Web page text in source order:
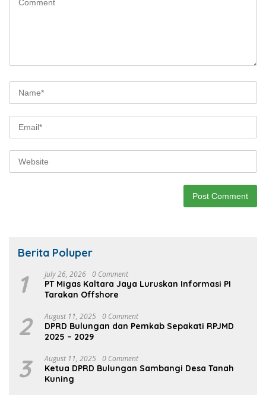
Berita Poluper
1 July 26, 2026 0 Comment
PT Migas Kaltara Jaya Luruskan Informasi PI
Tarakan Offshore
2 August 11, 2025 0 Comment
DPRD Bulungan dan Pemkab Sepakati RPJMD
2025 – 2029
3 August 11, 2025 0 Comment
Ketua DPRD Bulungan Sambangi Desa Tanah
Kuning